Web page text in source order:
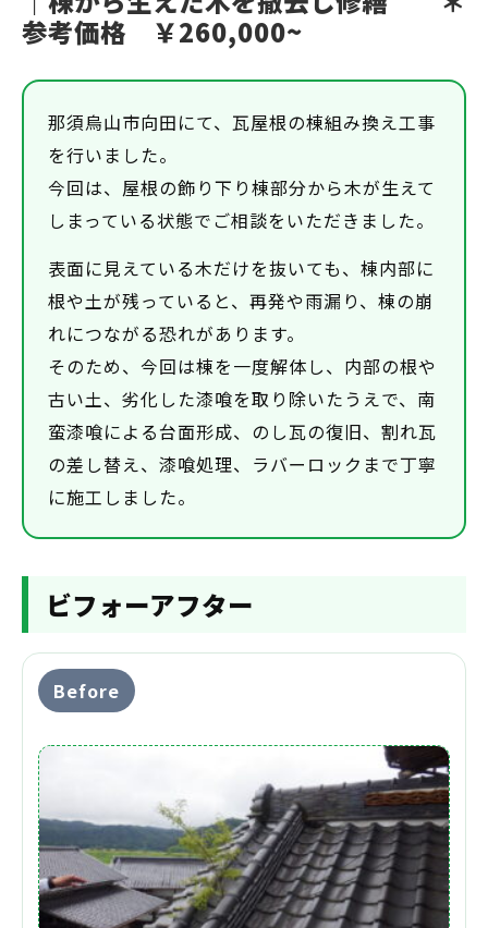
参考価格 ￥260,000~
那須烏山市向田にて、瓦屋根の棟組み換え工事
を行いました。
今回は、屋根の飾り下り棟部分から木が生えて
しまっている状態でご相談をいただきました。
表面に見えている木だけを抜いても、棟内部に
根や土が残っていると、再発や雨漏り、棟の崩
れにつながる恐れがあります。
そのため、今回は棟を一度解体し、内部の根や
古い土、劣化した漆喰を取り除いたうえで、南
蛮漆喰による台面形成、のし瓦の復旧、割れ瓦
の差し替え、漆喰処理、ラバーロックまで丁寧
に施工しました。
ビフォーアフター
Before